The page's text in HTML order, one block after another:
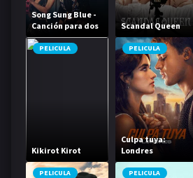
Song Sung Blue -
Canción para dos
Scandal Queen
PELICULA
Kikirot Kirot
PELICULA
Culpa tuya:
Londres
PELICULA PELICULA